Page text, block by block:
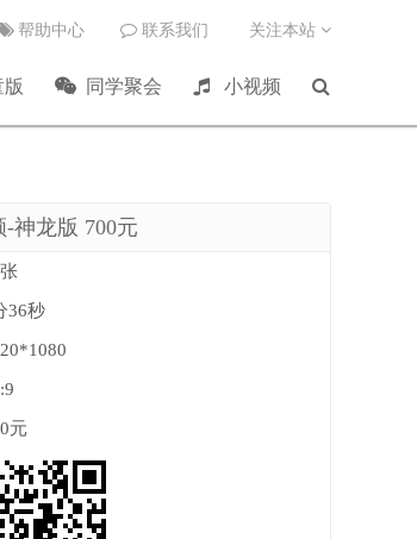
版 同学聚会 小视频
帮助中心 联系我们 关注本站
-神龙版 700元
36秒
元